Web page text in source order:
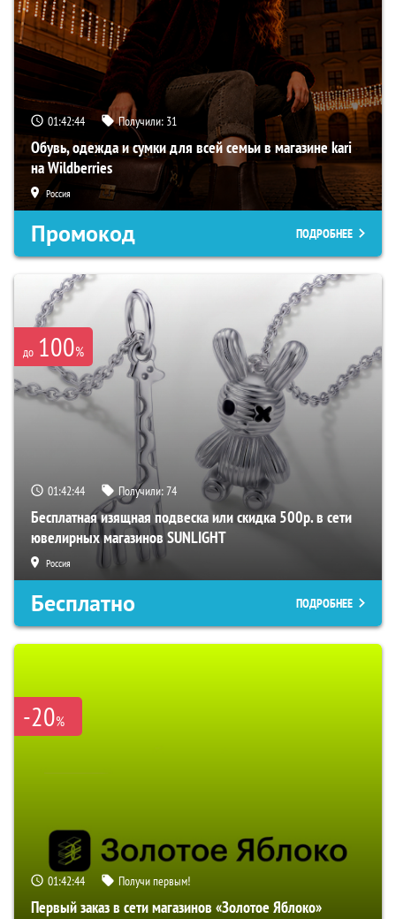
01:42:43 Получили: 31
Обувь, одежда и сумки для всей семьи в магазине kari
на Wildberries
Россия
Промокод ПОДРОБНЕЕ
до 100%
01:42:43 Получили:74
Бесплатная изящная подвеска или скидка 500р. в сети
ювелирных магазинов SUNLIGHT
Россия
Бесплатно ПОДРОБНЕЕ
-20%
01:42:43 Получи первым!
Первый заказ в сети магазинов «Золотое Яблоко»